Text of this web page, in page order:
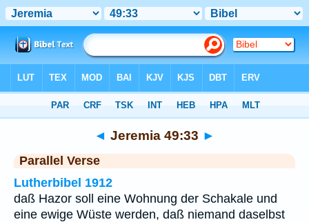
◄ Jeremia 49:33 ►
Parallel Verse
Lutherbibel 1912
daß Hazor soll eine Wohnung der Schakale und
eine ewige Wüste werden, daß niemand daselbst